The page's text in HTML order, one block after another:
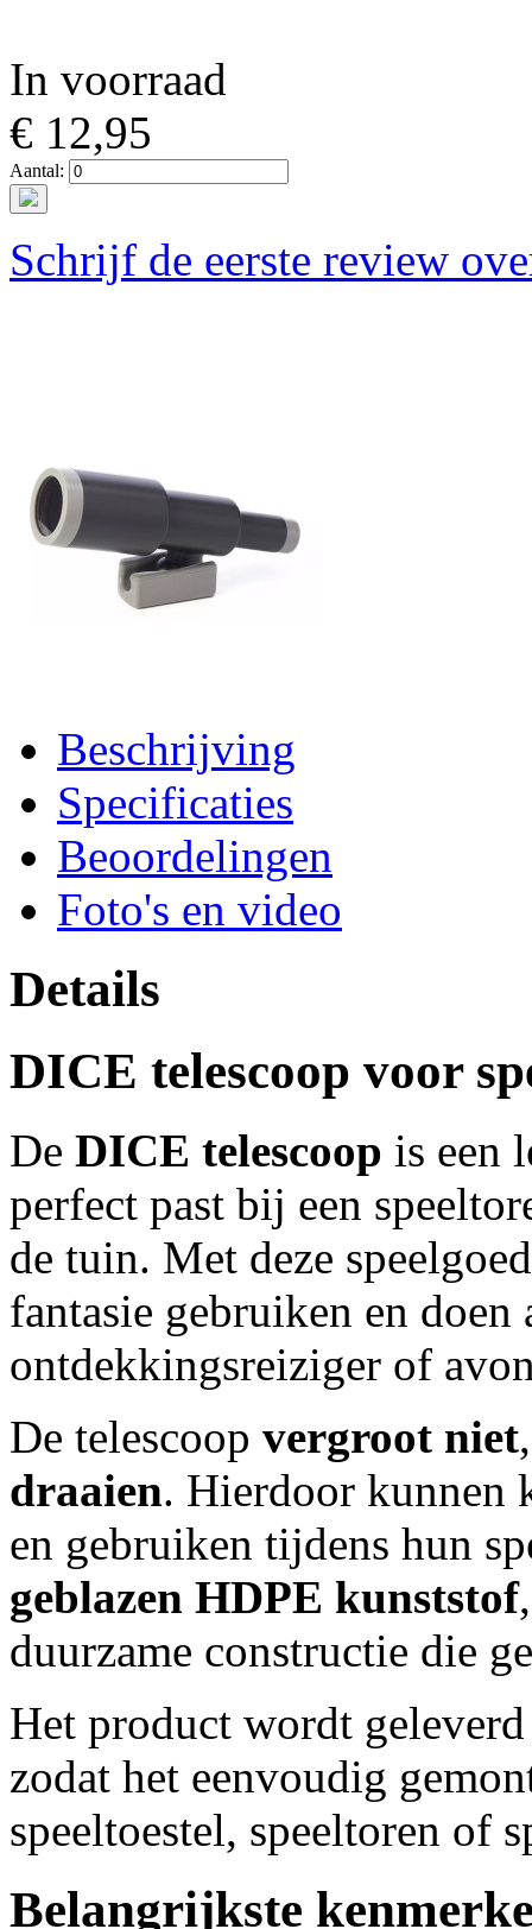
In voorraad
€ 12,95
Aantal:
Schrijf de eerste review
Beschrijving
Specificaties
Beoordelingen
Foto's en video
Details
DICE telescoop voor
De DICE telescoop is een
perfect past bij een
de tuin. Met deze
fantasie gebruiken en
ontdekkingsreiziger of
De telescoop vergroot niet
draaien. Hierdoor kunnen
en gebruiken tijdens hun
geblazen HDPE kunststof
duurzame constructie die
Het product wordt
zodat het eenvoudig
speeltoestel, speeltoren of
Belangrijkste